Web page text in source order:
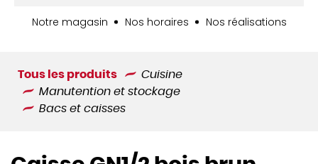
Notre magasin Nos horaires Nos réalisations
Tous les produits
Cuisine
Manutention et stockage
Bacs et caisses